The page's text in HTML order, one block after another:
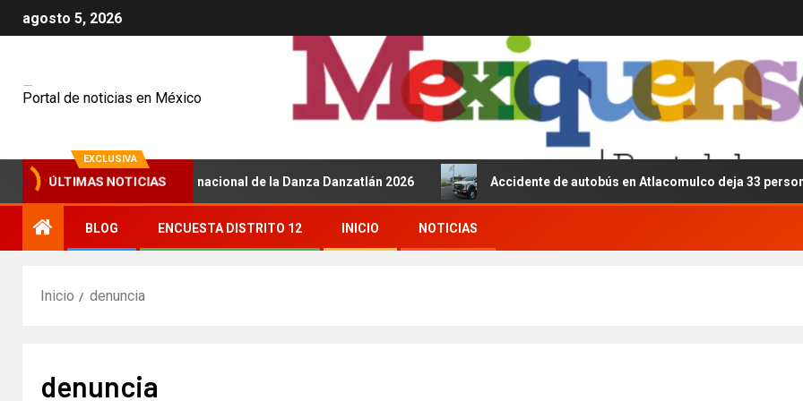
agosto 5, 2026
Portal de noticias en México
EXCLUSIVA
ÚLTIMAS NOTICIAS
sede del Festival Internacional de la Danza Danzatlán 2026 Accidente de autobús en Atlacomulco deja 33 personas
BLOG ENCUESTA DISTRITO 12 INICIO NOTICIAS
Inicio denuncia
denuncia